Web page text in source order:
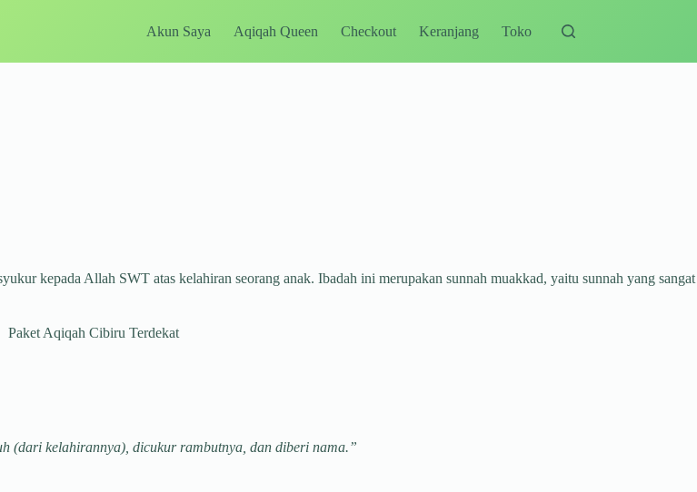
Akun Saya Aqiqah Queen Checkout Keranjang Toko
kepada Allah SWT atas kelahiran seorang anak. Ibadah ini merupakan sunnah muakkad, yaitu sunnah yang sangat
(dari kelahirannya), dicukur rambutnya, dan diberi nama.”